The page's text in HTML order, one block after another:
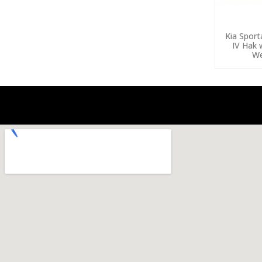
Kia
IV Hak